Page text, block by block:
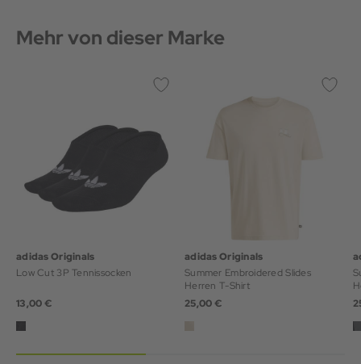
Mehr von dieser Marke
adidas Originals
Low Cut 3P Tennissocken
13,00 €
adidas Originals
Summer Embroidered Slides
Herren T-Shirt
25,00 €